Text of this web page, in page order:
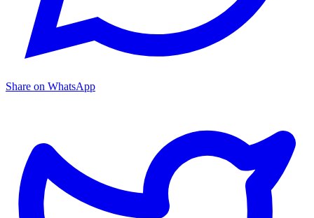
Share on WhatsApp